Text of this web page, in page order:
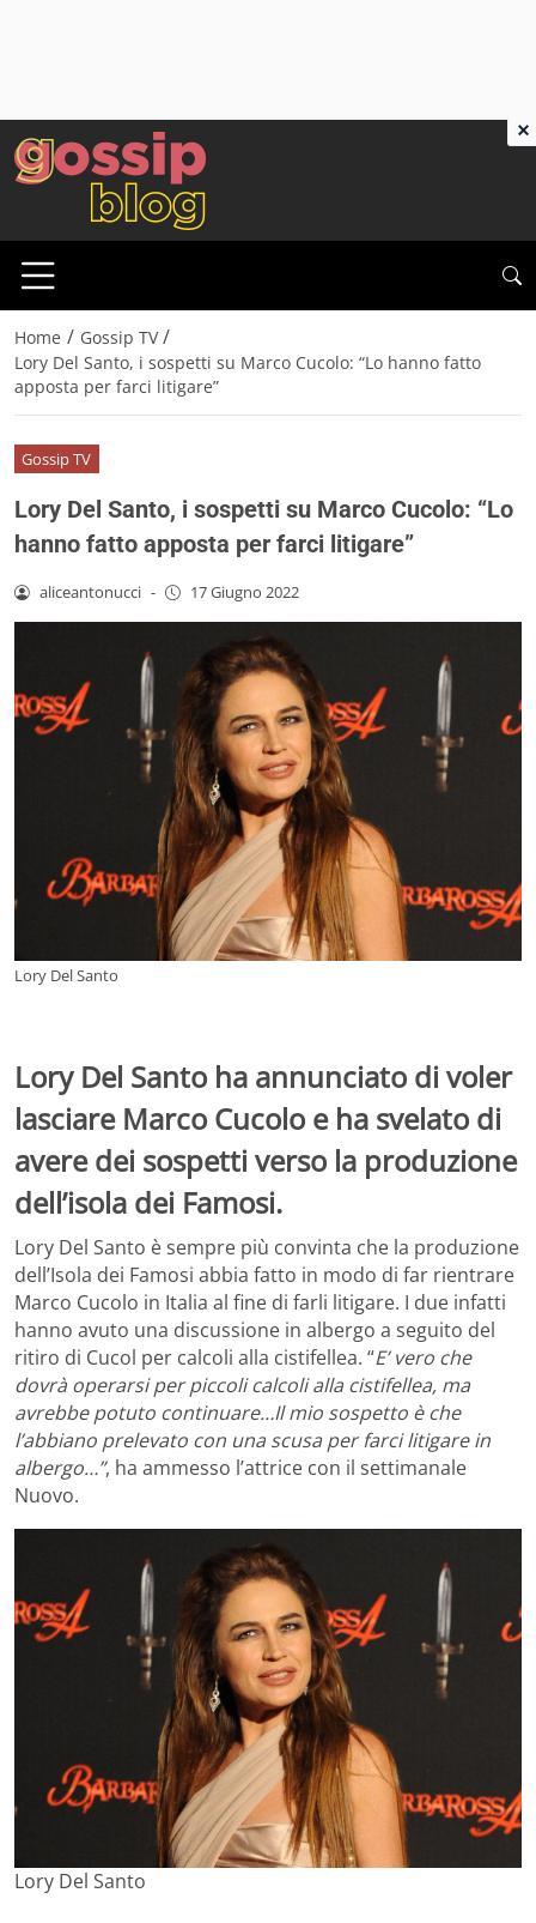
Home / Gossip TV /
Lory Del Santo, i sospetti su Marco Cucolo: “Lo hanno fatto
apposta per farci litigare”
Gossip TV
Lory Del Santo, i sospetti su Marco Cucolo: “Lo
hanno fatto apposta per farci litigare”
aliceantonucci - 17 Giugno 2022
Lory Del Santo
Lory Del Santo ha annunciato di voler
lasciare Marco Cucolo e ha svelato di
avere dei sospetti verso la produzione
dell’isola dei Famosi.
Lory Del Santo è sempre più convinta che la produzione
dell’Isola dei Famosi abbia fatto in modo di far rientrare
Marco Cucolo in Italia al fine di farli litigare. I due infatti
hanno avuto una discussione in albergo a seguito del
ritiro di Cucol per calcoli alla cistifellea. “E’ vero che
dovrà operarsi per piccoli calcoli alla cistifellea, ma
avrebbe potuto continuare…Il mio sospetto è che
l’abbiano prelevato con una scusa per farci litigare in
albergo…”, ha ammesso l’attrice con il settimanale
Nuovo.
Lory Del Santo
×